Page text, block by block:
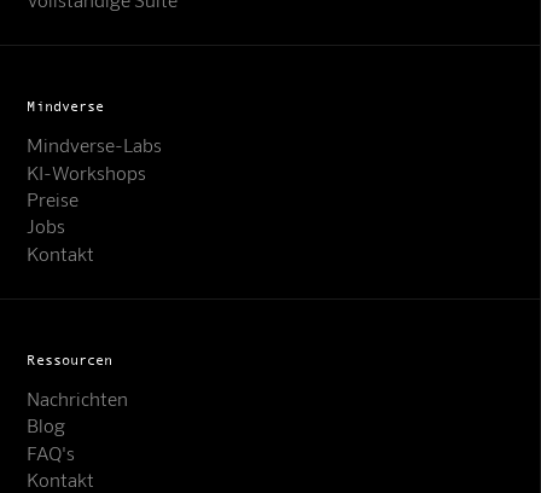
Mindverse
Mindverse-Labs
KI-Workshops
Preise
Jobs
Kontakt
Ressourcen
Nachrichten
Blog
FAQ's
Kontakt